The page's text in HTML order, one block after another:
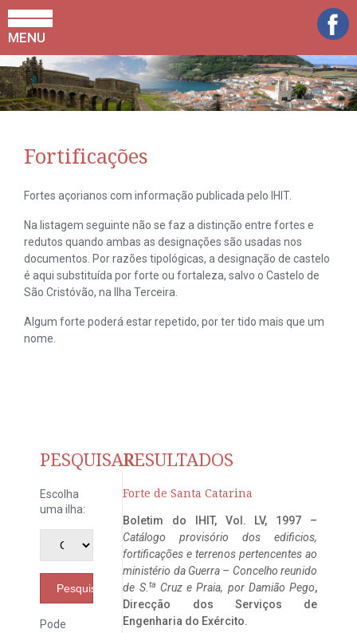
MENU
Fortificações
Fortes açorianos com informação publicada pelo IHIT.
Na listagem seguinte não se faz a distinção entre fortes e
redutos quando ambas as designações são usadas nos
documentos. Por razões tipológicas, a designação de castelo
é aqui substituída por forte ou fortaleza, salvo o Castelo de
São Cristóvão, na Ilha Terceira.
Algum forte poderá estar repetido, por ter tido mais que um
nome.
PESQUISAR
Escolha
uma ilha:
Pesquisar
Pode
RESULTADOS
Forte de Santa Catarina
Boletim do IHIT, Vol. LV, 1997 –
Catálogo provisório dos edificios,
fortificações e terrenos pertencentes ao
ministério da Guerra – Concelho reunido
de S. ta Cruz e Praia, por Damião Pego,
Direcção dos Serviços de
Engenharia do Exército.